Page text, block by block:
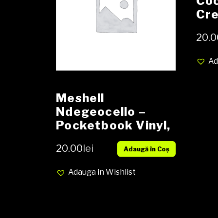
Meshell
Ndegeocello –
Pocketbook Vinyl,
12″, Promo, 33 ⅓
RPM media VG+
cover GENERIC
20.00lei Adaugă în Coș
Adauga in Wishlist